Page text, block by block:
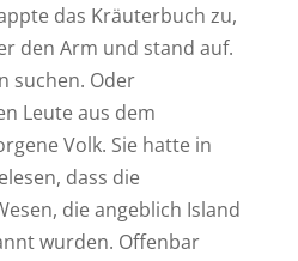
das Kräuterbuch zu,
den Arm und stand auf.
suchen. Oder
Leute aus dem
Volk. Sie hatte in
dass die
die angeblich Island
wurden. Offenbar